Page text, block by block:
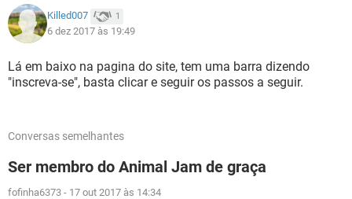
Killed007 1
6 dez 2017 às 19:49
Lá em baixo na pagina do site, tem uma barra dizendo
"inscreva-se", basta clicar e seguir os passos a seguir.
Conversas semelhantes
Ser membro do Animal Jam de graça
fofinha6373 - 17 out 2017 às 14:34